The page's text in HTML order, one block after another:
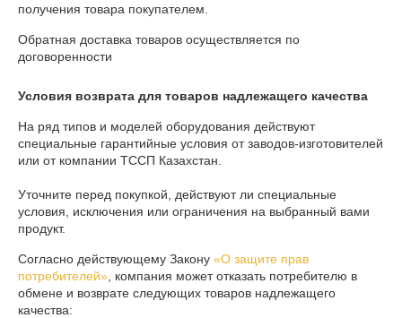
получения товара покупателем.
Обратная доставка товаров осуществляется по
договоренности
Условия возврата для товаров надлежащего качества
На ряд типов и моделей оборудования действуют
специальные гарантийные условия от заводов-изготовителей
или от компании ТССП Казахстан.
Уточните перед покупкой, действуют ли специальные
условия, исключения или ограничения на выбранный вами
продукт.
Согласно действующему Закону «О защите прав
потребителей» , компания может отказать потребителю в
обмене и возврате следующих товаров надлежащего
качества: